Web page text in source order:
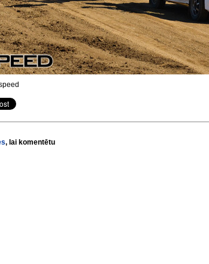
, lai komentētu